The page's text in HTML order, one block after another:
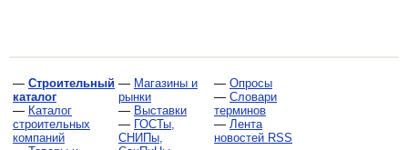
— Строительный
каталог
— Каталог
строительных
компаний
— Магазины и
рынки
— Выставки
— ГОСТы,
СНИПы,
— Опросы
— Словари
терминов
— Лента
новостей RSS